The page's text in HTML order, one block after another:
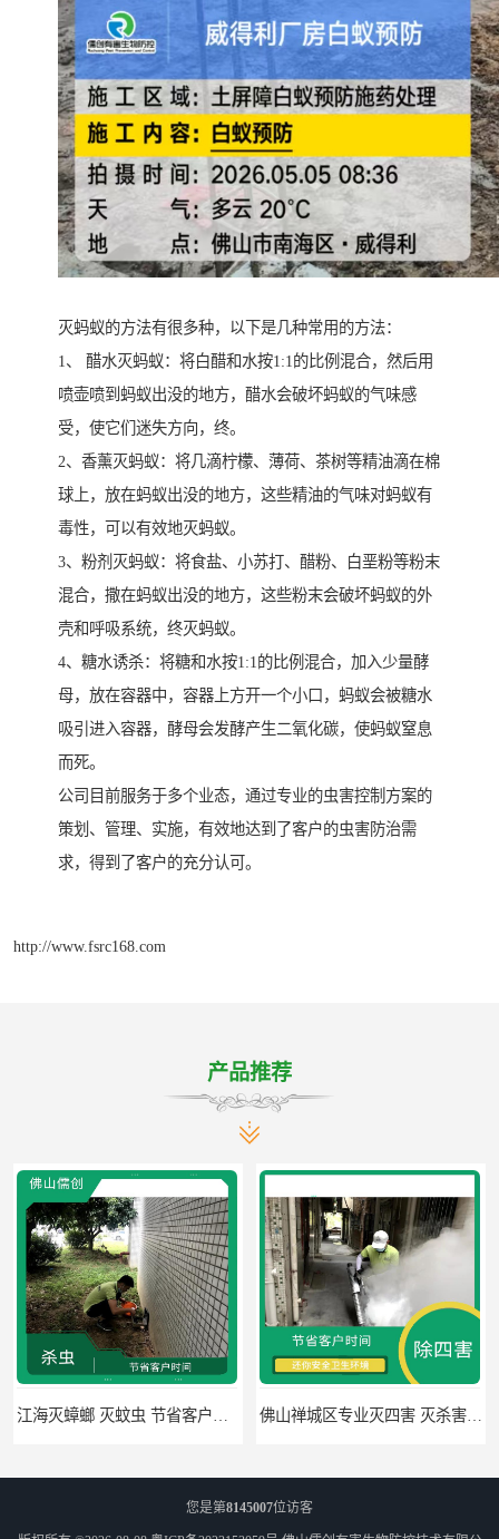
灭蚂蚁的方法有很多种，以下是几种常用的方法：
1、 醋水灭蚂蚁：将白醋和水按1:1的比例混合，然后用
喷壶喷到蚂蚁出没的地方，醋水会破坏蚂蚁的气味感
受，使它们迷失方向，终。
2、香薰灭蚂蚁：将几滴柠檬、薄荷、茶树等精油滴在棉
球上，放在蚂蚁出没的地方，这些精油的气味对蚂蚁有
毒性，可以有效地灭蚂蚁。
3、粉剂灭蚂蚁：将食盐、小苏打、醋粉、白垩粉等粉末
混合，撒在蚂蚁出没的地方，这些粉末会破坏蚂蚁的外
壳和呼吸系统，终灭蚂蚁。
4、糖水诱杀：将糖和水按1:1的比例混合，加入少量酵
母，放在容器中，容器上方开一个小口，蚂蚁会被糖水
吸引进入容器，酵母会发酵产生二氧化碳，使蚂蚁窒息
而死。
公司目前服务于多个业态，通过专业的虫害控制方案的
策划、管理、实施，有效地达到了客户的虫害防治需
求，得到了客户的充分认可。
http://www.fsrc168.com
产品推荐
您是第8145007位访客